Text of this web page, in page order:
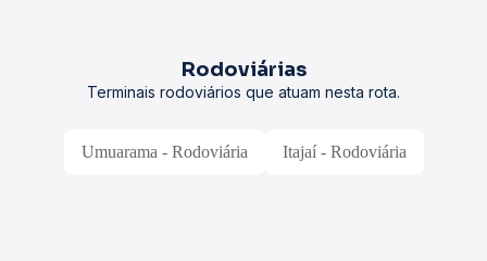
Rodoviárias
Terminais rodoviários que atuam nesta rota.
Umuarama - Rodoviária Itajaí - Rodoviária